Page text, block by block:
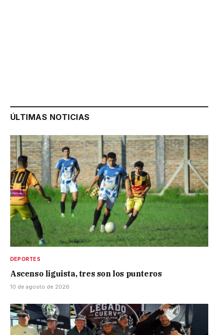
ÚLTIMAS NOTICIAS
DEPORTES
Ascenso liguista, tres son los punteros
10 de agosto de 2026